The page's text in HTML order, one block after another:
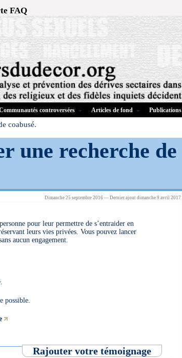
FAQ
controversées Articles de fond Publications
coabusé.
une recherche de
Dimanche 25 septembre 2016 — Dernier ajout dimanche 9 avril 2017
pour leur permettre de s’entraider en
leurs vies privées. Vous pouvez lancer
aucun engagement.
possible.
Rajouter votre témoignage